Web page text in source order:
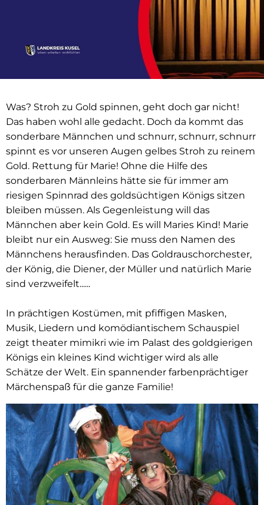
Was? Stroh zu Gold spinnen, geht doch gar nicht!
Das haben wohl alle gedacht. Doch da kommt das
sonderbare Männchen und schnurr, schnurr, schnurr
spinnt es vor unseren Augen gelbes Stroh zu reinem
Gold. Rettung für Marie! Ohne die Hilfe des
sonderbaren Männleins hätte sie für immer am
riesigen Spinnrad des goldsüchtigen Königs sitzen
bleiben müssen. Als Gegenleistung will das
Männchen aber kein Gold. Es will Maries Kind! Marie
bleibt nur ein Ausweg: Sie muss den Namen des
Männchens herausfinden. Das Goldrauschorchester,
der König, die Diener, der Müller und natürlich Marie
sind verzweifelt......
In prächtigen Kostümen, mit pfiffigen Masken,
Musik, Liedern und komödiantischem Schauspiel
zeigt theater mimikri wie im Palast des goldgierigen
Königs ein kleines Kind wichtiger wird als alle
Schätze der Welt. Ein spannender farbenprächtiger
Märchenspaß für die ganze Familie!